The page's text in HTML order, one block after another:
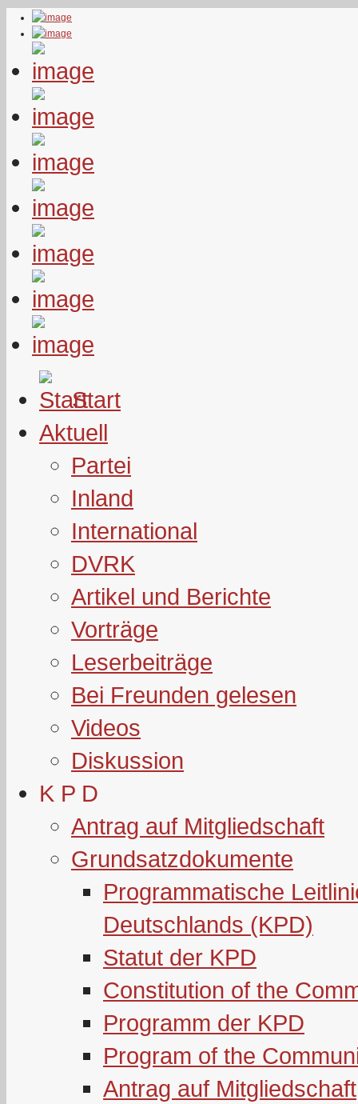
Start
Aktuell
Partei
Inland
International
DVRK
Artikel und Berichte
Vorträge
Leserbeiträge
Bei Freunden gelesen
Videos
Diskussion
K P D
Antrag auf Mitgliedschaft
Grundsatzdokumente
Programmatische
Deutschlands (KPD)
Statut der KPD
Constitution of the
Programm der KPD
Program of the
Antrag auf Mitgliedschaft